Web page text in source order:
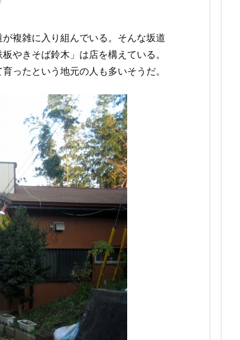
複雑に入り組んでいる。そんな坂道
やきそば鈴木」は店を構えている。
ったという地元の人も多いそうだ。